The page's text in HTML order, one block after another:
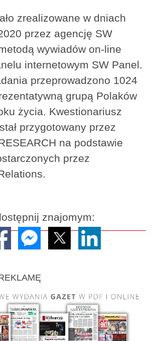
zrealizowane w dniach
przez agencję SW
wywiadów on-line
internetowym SW Panel.
przeprowadzono 1024
grupą Polaków
życia. Kwestionariusz
przygotowany przez
na podstawie
przez
znajomym: